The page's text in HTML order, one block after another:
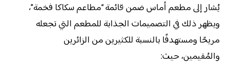
يُشار إلى مطعم أماس ضمن قائمة “مطاعم سكاكا فخمة”،
ويظهر ذلك في التصميمات الجذابة للمطعم التي تجعله
مريحًا ومستهدفًا بالنسبة للكثيرين من الزائرين
والمُقيمين، حيث: